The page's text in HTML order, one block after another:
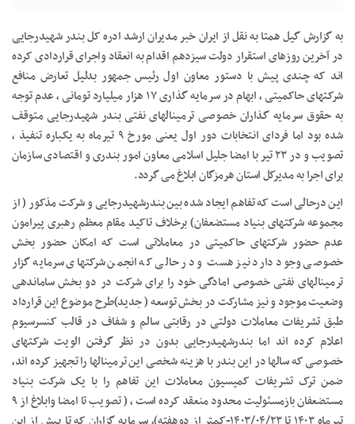
به گزارش گیل همتا به نقل از ایران خبر مدیران ارشد ادره کل بندر شهیدرجایی
در آخرین روزهای استقرار دولت سیزدهم اقدام به انعقاد واجرای قراردادى کرده
اند که چندی پیش با دستور معاون اول رئیس جمهور بدلیل تعارض منافع
شرکتهای حاکمیتی ، ابهام در سرمایه گذاری ۱۷ هزار میلیارد تومانی ، عدم توجه
به حقوق سرمایه گذاران خصوصی ترمینالهای نفتی بندر شهیدرجایی متوقف
شده بود اما فردای انتخابات دور اول یعنی مورخ ۹ تیرماه به یکباره تنفیذ ،
تصویب و در ٢٣ تیر با امضا جلیل اسلامی معاون امور بندرى و اقتصادی سازمان
برای اجرا به مدیرکل استان هرمزگان ابلاغ می گردد.
این درحالی است که تفاهم ایجاد شده بین بندرشهیدرجایی و شرکت مذکور ( از
مجموعه شرکتهای بنیاد مستضعفان) برخلاف تاکید مقام معظم رهبری پیرامون
عدم حضور شرکتهای حاکمیتی در معاملاتی است که امکان حضور بخش
خصوصی وجود دارد نیز هست و در حالی که انجمن شرکتهای سرمایه گزار
ترمینالهای نفتی خصوصى امادگی خود را برای شرکت در دو بخش ساماندهی
وضعیت موجود و نیز مشارکت در بخش توسعه ( جدید)طرح موضوع این قرارداد
طبق تشریفات معاملات دولتی در رقابتی سالم و شفاف در قالب کنسرسیوم
اعلام کرده اند اما بندرشهیدرجایی بدون در نظر گرفتن الویت شرکتهای
خصوصی که سالها در این بندر با هزینه شخصی این ترمینالها را تجهیز کرده اند،
ضمن ترک تشریفات کمیسیون معاملات این تفاهم را با یک شرکت بنیاد
مستضعفان بازمسئولیت محدود منعقد کرده است ، ( تصویب تا امضا وابلاغ از ٩